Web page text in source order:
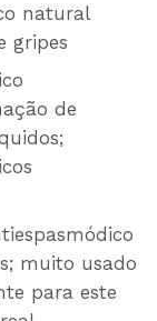
natural
gripes
de
muito usado
para este